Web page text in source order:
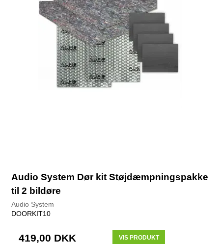
Audio System Dør kit Støjdæmpningspakke
til 2 bildøre
Audio System
DOORKIT10
419,00 DKK VIS PRODUKT